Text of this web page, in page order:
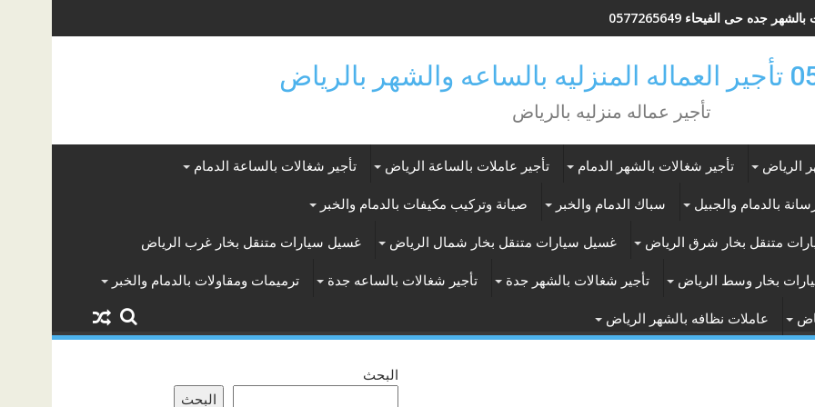
جده حى الفيحاء 0577265649
تأجير عماله منزليه بالرياض
الرياض تأجير شغالات بالشهر الدمام تأجير عاملات بالساعة الرياض تأجير شغالات بالساعة الدمام
بالدمام والجبيل سباك الدمام والخبر صيانة وتركيب مكيفات بالدمام والخبر
متنقل بخار شرق الرياض غسيل سيارات متنقل بخار شمال الرياض غسيل سيارات متنقل بخار غرب الرياض
بخار وسط الرياض تأجير شغالات بالشهر جدة تأجير شغالات بالساعه جدة ترميمات ومقاولات بالدمام والخبر
عاملات نظافه بالشهر الرياض
البحث
البحث